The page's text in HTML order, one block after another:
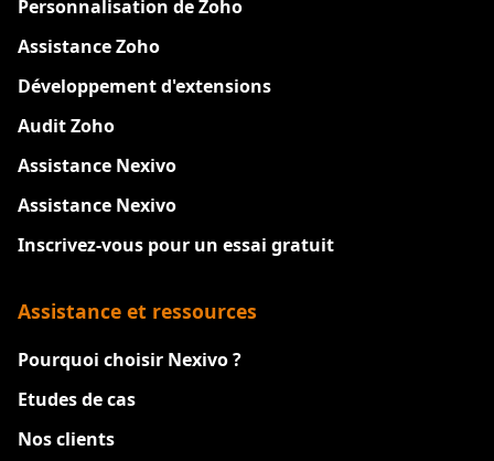
Personnalisation de Zoho
Assistance Zoho
Développement d'extensions
Audit Zoho
Assistance Nexivo
Assistance Nexivo
Inscrivez-vous pour un essai gratuit
Assistance et ressources
Pourquoi choisir Nexivo ?
Etudes de cas
Nos clients